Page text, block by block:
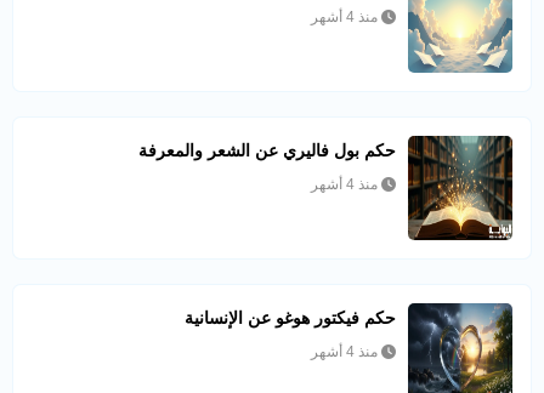
منذ 4 أشهر
حكم بول فاليري عن الشعر والمعرفة
منذ 4 أشهر
حكم فيكتور هوغو عن الإنسانية
منذ 4 أشهر